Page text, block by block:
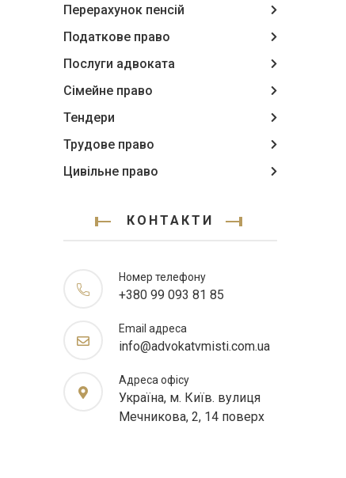
Перерахунок пенсій
Податкове право
Послуги адвоката
Сімейне право
Тендери
Трудове право
Цивільне право
КОНТАКТИ
Номер телефону
+380 99 093 81 85
Email адреса
info@advokatvmisti.com.ua
Адреса офісу
Україна, м. Київ. вулиця
Мечникова, 2, 14 поверх